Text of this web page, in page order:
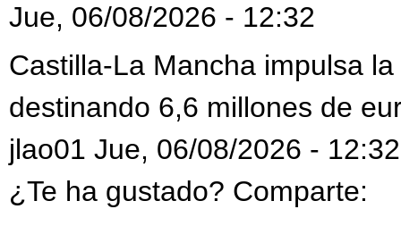
Jue, 06/08/2026 - 12:32
Castilla-La Mancha impulsa
destinando 6,6 millones de
jlao01 Jue, 06/08/2026 - 12:32
¿Te ha gustado? Comparte: